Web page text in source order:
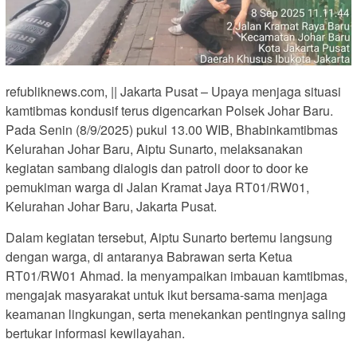
refubliknews.com, || Jakarta Pusat – Upaya menjaga situasi
kamtibmas kondusif terus digencarkan Polsek Johar Baru.
Pada Senin (8/9/2025) pukul 13.00 WIB, Bhabinkamtibmas
Kelurahan Johar Baru, Aiptu Sunarto, melaksanakan
kegiatan sambang dialogis dan patroli door to door ke
pemukiman warga di Jalan Kramat Jaya RT01/RW01,
Kelurahan Johar Baru, Jakarta Pusat.
Dalam kegiatan tersebut, Aiptu Sunarto bertemu langsung
dengan warga, di antaranya Babrawan serta Ketua
RT01/RW01 Ahmad. Ia menyampaikan imbauan kamtibmas,
mengajak masyarakat untuk ikut bersama-sama menjaga
keamanan lingkungan, serta menekankan pentingnya saling
bertukar informasi kewilayahan.